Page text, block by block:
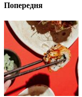
Попередня